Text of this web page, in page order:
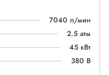
7040 л/мин
2.5 атм
45 кВт
380 В